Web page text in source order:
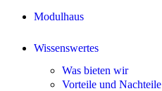
Modulhaus
Wissenswertes
Was bieten wir
Vorteile und Nachteile